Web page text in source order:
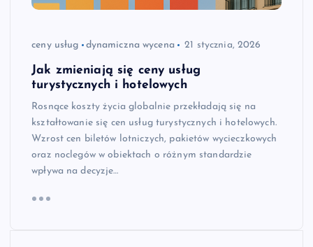
ceny usług dynamiczna wycena 21 stycznia, 2026
Jak zmieniają się ceny usług
turystycznych i hotelowych
Rosnące koszty życia globalnie przekładają się na
kształtowanie się cen usług turystycznych i hotelowych.
Wzrost cen biletów lotniczych, pakietów wycieczkowych
oraz noclegów w obiektach o różnym standardzie
wpływa na decyzje…